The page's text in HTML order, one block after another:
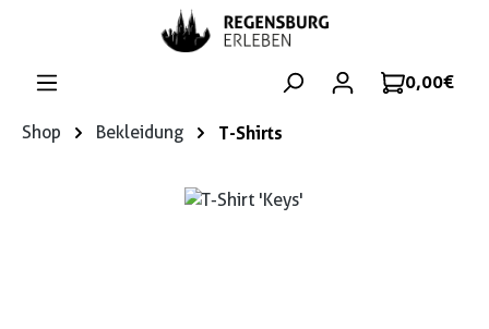
Zum Hauptinhalt springen
0,00 €
Shop Bekleidung T-Shirts
Bildergalerie überspringen